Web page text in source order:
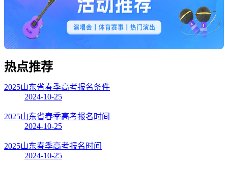
热点推荐
2025山东省春季高考报名条件
2024-10-25
2025山东省春季高考报名时间
2024-10-25
2025山东春季高考报名时间
2024-10-25